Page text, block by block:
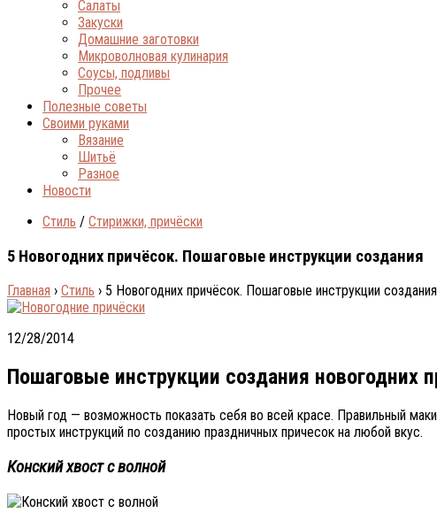
Салаты
Закуски
Домашние заготовки
Микроволновая кулинария
Соусы, подливы
Прочее
Полезные советы
Своими руками
Вязание
Шитьё
Разное
Новости
Стиль / Стирижки, причёски
5 Новогодних причёсок. Пошаговые инструкции создания
Главная › Стиль › 5 Новогодних причёсок. Пошаговые инструкции создания
12/28/2014
Пошаговые инструкции создания новогодних
Новый год — возможность показать себя во всей красе. Правильный
простых инструкций по созданию праздничных причесок на любой вкус.
Конский хвост с волной